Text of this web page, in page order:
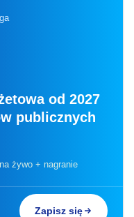
od 2027
publicznych
żywo + nagranie
Zapisz się